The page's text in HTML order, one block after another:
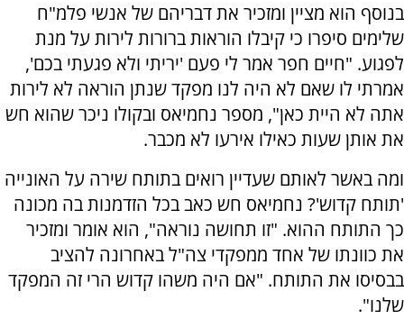
בנוסף הוא מציין ומזכיר את דבריהם של אנשי פלמ"ח
שלימים סיפרו כי קיבלו הוראות ברורות לירות על מנת
לפגוע. "חיים חפר אמר לי פעם 'יריתי ולא פגעתי בכם',
אמרתי לו שאם לא היה לנו מפקד שנתן הוראה לא לירות
אתה לא היית כאן", מספר נחמיאס ובקולו ניכר שהוא חש
את אותן שעות כאילו אירעו לא מכבר.
ומה באשר לאותם שעדיין רואים בתותח שירה על האונייה
'תותח קדוש'? נחמיאס חש כאב בכל הזדמנות בה מכונה
כך התותח ההוא. "זו תחושה נוראה", הוא אומר ומזכיר
את כוונתו של אחד ממפקדי צה"ל באחרונה להציב
בבסיסו את התותח. "אם היה משהו קדוש הרי זה המפקד
שלנו".